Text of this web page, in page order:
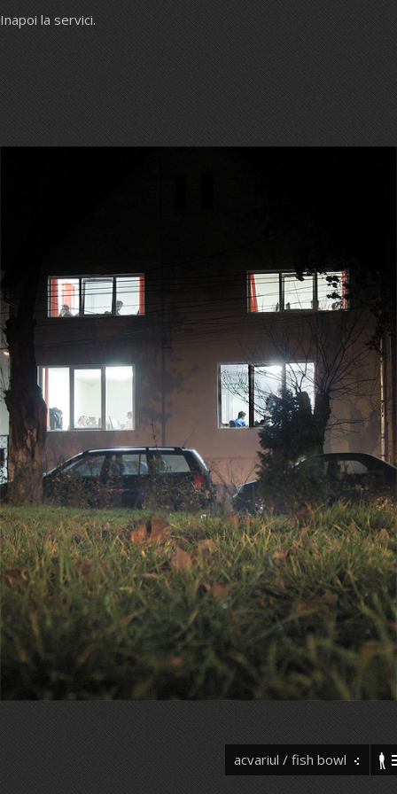
acvariul / fish bowl
Inapoi la servici.